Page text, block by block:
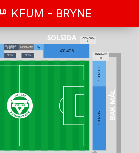
KFUM - BRYNE
SOLSIDA
BAK MÅL
INNGANG
4
INNGANG
5
SKRIVENDE
PRESSE MEDIA/TV
BENK BENK
503-506
501-502
401-406